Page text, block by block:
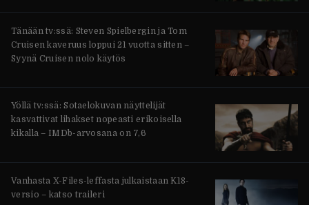
Tänään tv:ssä: Steven Spielbergin ja Tom
Cruisen kaveruus loppui 21 vuotta sitten –
Syynä Cruisen nolo käytös
Yöllä tv:ssä: Sotaelokuvan näyttelijät
kasvattivat lihakset nopeasti erikoisella
kikalla – IMDb-arvosana on 7,6
Vanhasta X-Files-leffasta julkaistaan K18-
versio – katso traileri